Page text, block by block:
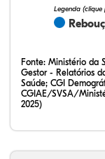
Legenda
Fonte: Ministério da
Gestor - Relatórios
Saúde; CGI
CGIAE/SVSA/
2025)